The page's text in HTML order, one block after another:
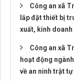
Công an xã
lắp đặt thiết bị
xuất, kinh doanh
Công an xã
hoạt động
về an ninh trật tự